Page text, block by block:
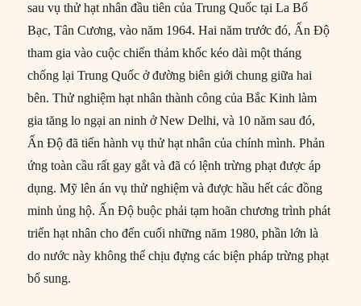
sau vụ thử hạt nhân đầu tiên của Trung Quốc tại La Bố
Bạc, Tân Cương, vào năm 1964. Hai năm trước đó, Ấn Độ
tham gia vào cuộc chiến thảm khốc kéo dài một tháng
chống lại Trung Quốc ở đường biên giới chung giữa hai
bên. Thử nghiệm hạt nhân thành công của Bắc Kinh làm
gia tăng lo ngại an ninh ở New Delhi, và 10 năm sau đó,
Ấn Độ đã tiến hành vụ thử hạt nhân của chính mình. Phản
ứng toàn cầu rất gay gắt và đã có lệnh trừng phạt được áp
dụng. Mỹ lên án vụ thử nghiệm và được hầu hết các đồng
minh ủng hộ. Ấn Độ buộc phải tạm hoãn chương trình phát
triển hạt nhân cho đến cuối những năm 1980, phần lớn là
do nước này không thể chịu đựng các biện pháp trừng phạt
bổ sung.